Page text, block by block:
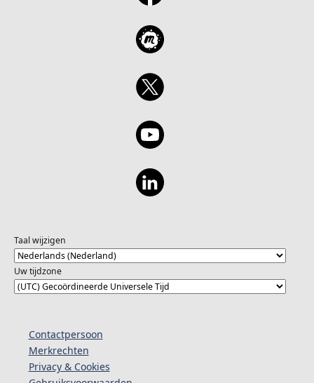
Taal wijzigen
Uw tijdzone
Contactpersoon
Merkrechten
Privacy & Cookies